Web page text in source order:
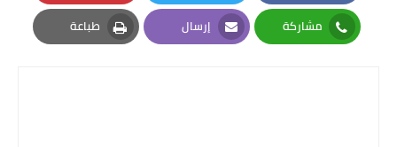
Facebook
Twitter
Pinterest
مشاركة
Whatsapp
إرسال
Email
طباعة
Print